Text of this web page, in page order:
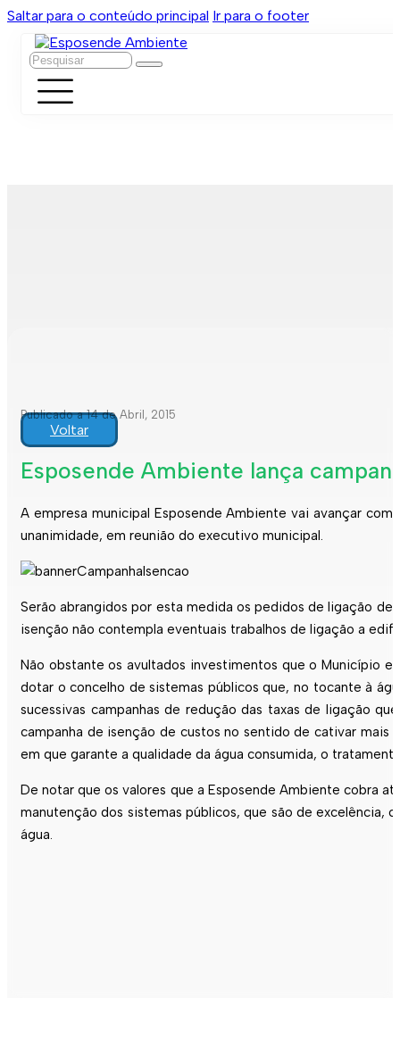
Saltar para o conteúdo principal Ir para o footer
Pesquisar
Publicado a 14 de Abril, 2015
Voltar
Esposende Ambiente lança
A empresa municipal Esposende Ambiente vai avançar
unanimidade, em reunião do executivo municipal.
Serão abrangidos por esta medida os pedidos de ligação
isenção não contempla eventuais trabalhos de ligação a
Não obstante os avultados investimentos que o Município
dotar o concelho de sistemas públicos que, no tocante à
sucessivas campanhas de redução das taxas de ligação
campanha de isenção de custos no sentido de cativar mais
em que garante a qualidade da água consumida, o
De notar que os valores que a Esposende Ambiente cobra
manutenção dos sistemas públicos, que são de excelência,
água.